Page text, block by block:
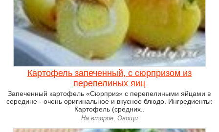
Картофель запеченный, с сюрпризом из
перепелиных яиц
Запеченный картофель «Сюрприз» с перепелиными яйцами в
середине - очень оригинальное и вкусное блюдо. Ингредиенты:
Картофель (средних..
На второе, Овощи